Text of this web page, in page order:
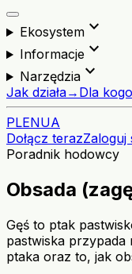
Ekosystemexpand_more
Informacjeexpand_more
Narzędziaexpand_more
Jak działa→ Dla kogo
PLENUA
Dołącz terazZaloguj
Poradnik hodowcy
Obsada
Gęś to ptak
pastwiska przypada
ptaka oraz to, jak